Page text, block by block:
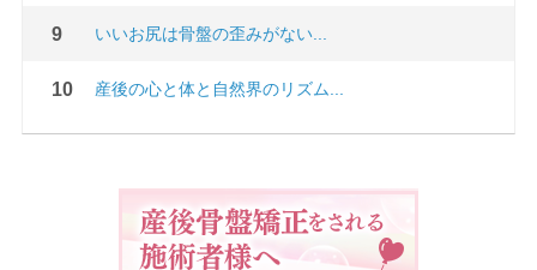
いいお尻は骨盤の歪みがない...
産後の心と体と自然界のリズム...